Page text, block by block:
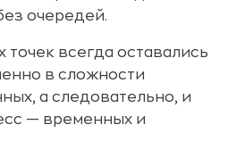
очередей.
всегда оставались
в сложности
а следовательно, и
— временных и